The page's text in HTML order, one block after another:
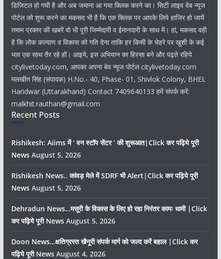
डिजिटल हो गयी है और अब जमाना आ गया क्लिक करने का। सिटी लाइव वेब न्यूज
पोर्टल को शुरू करने का मकसद भी है कि एक क्लिक पर आपके लिये हाजिर हो जायें
तमाम प्रकार की खबरें वो भी पूरी जिम्मेदारी व ईमानदारी के साथ में। हां, मकसद वही
है कि लोक कल्याण व विकास को गति देना ताकि हर किसी के चेहरे पर खुशी के कई
भाव एक साथ तैर रहे हों। आइये, इस अभियान का हिस्सा बने और पढ़ते रहिये
citylivetoday.com, आपका अपना बेव न्यूज पोर्टल citylivetoday.com
मलखीत सिंह (संपादक) H.No.- 40, Phase- 01, Shivlok Colony, BHEL
Haridwar (Uttarakhand) Contact 7409640133 हमें संपर्क करें:
malkhit.rauthan@gmail.com
Recent Posts
Rishikesh: Aiims में ‘ वन स्टॉप सेंटर ’ की शुरूआत|Click कर पढ़िये पूरी
News August 5, 2026
Rishikesh News.. कांवड़ मेले में SDRF भी Alert|Click कर पढ़िये पूरी
News August 5, 2026
Dehradun News…मसूरी के विकास के लिए हो रहा निरंतर कामः धामी |Click
कर पढ़िये पूरी News August 5, 2026
Doon News…क्षतिग्रस्त खैनूरी संपर्क मार्ग को जल्द करें बहाल |Click कर
पढ़िये पूरी News August 4, 2026